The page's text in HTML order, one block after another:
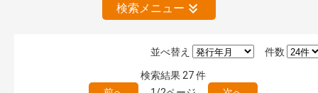
検索メニュー
旧版（WEBカタログ）
件数
並べ替え
検索結果 27件